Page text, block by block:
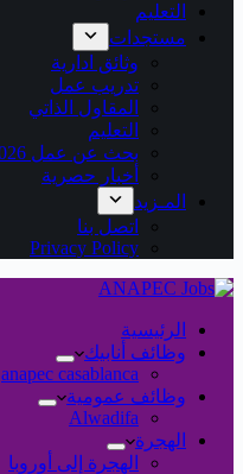
التعليم
مستجدات
وثائق ادارية
تدريب عمل
المقاول الذاتي
التعليم
بحث عن عمل 2026 anapec
أخبار حصرية
المـزيد
اتصل بنا
Privacy Policy
الرئيسية
وظائف أنابيك
anapec casablanca
وظائف عمومية
Alwadifa
الهجرة
الهجرة إلى أوروبا